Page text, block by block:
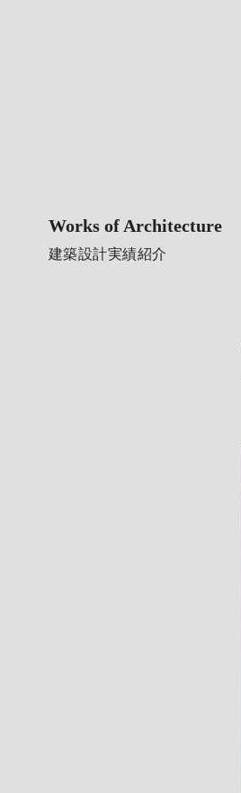
Works of Architecture
建築設計実績紹介